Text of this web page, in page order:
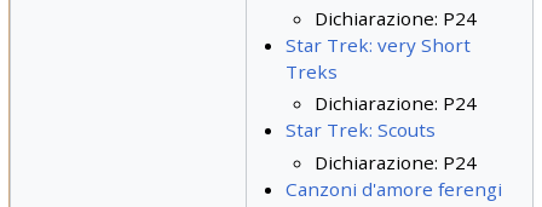
Dichiarazione: P24
Star Trek: very Short
Treks
Dichiarazione: P24
Star Trek: Scouts
Dichiarazione: P24
Canzoni d'amore ferengi